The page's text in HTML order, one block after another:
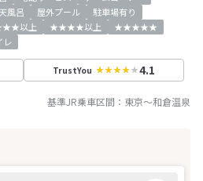
風呂 屋外プール
駐車場有り
以上 ★★★★以上
★★★★★
レ
TrustYou 4.1
基準JR乗車区間： 東京～和倉温泉